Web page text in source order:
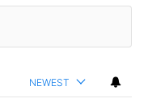
NEWEST